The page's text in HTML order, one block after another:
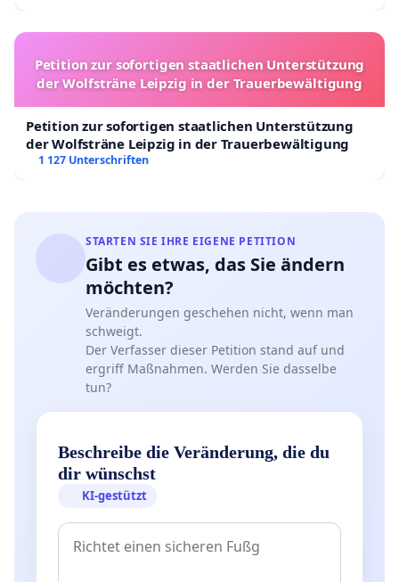
Petition zur sofortigen staatlichen Unterstützung
der Wolfsträne Leipzig in der Trauerbewältigung
Petition zur sofortigen staatlichen Unterstützung
der Wolfsträne Leipzig in der Trauerbewältigung
1 127 Unterschriften
STARTEN SIE IHRE EIGENE PETITION
Gibt es etwas, das Sie ändern
möchten?
Veränderungen geschehen nicht, wenn man
schweigt.
Der Verfasser dieser Petition stand auf und
ergriff Maßnahmen. Werden Sie dasselbe
tun?
Beschreibe die Veränderung, die du
dir wünschst
KI-gestützt